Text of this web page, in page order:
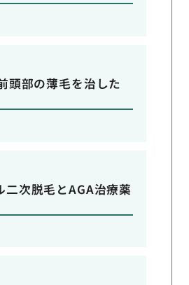
頭部の薄毛を治した
二次脱毛とAGA治療薬